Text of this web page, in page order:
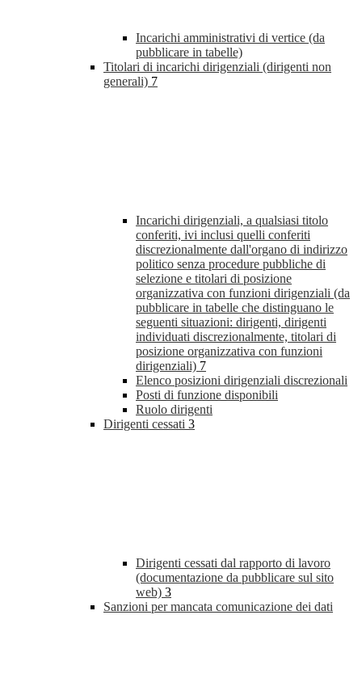
Incarichi amministrativi di vertice (da
pubblicare in tabelle)
Titolari di incarichi dirigenziali (dirigenti non
generali) 7
Incarichi dirigenziali, a qualsiasi titolo
conferiti, ivi inclusi quelli conferiti
discrezionalmente dall'organo di indirizzo
politico senza procedure pubbliche di
selezione e titolari di posizione
organizzativa con funzioni dirigenziali (da
pubblicare in tabelle che distinguano le
seguenti situazioni: dirigenti, dirigenti
individuati discrezionalmente, titolari di
posizione organizzativa con funzioni
dirigenziali) 7
Elenco posizioni dirigenziali discrezionali
Posti di funzione disponibili
Ruolo dirigenti
Dirigenti cessati 3
Dirigenti cessati dal rapporto di lavoro
(documentazione da pubblicare sul sito
web) 3
Sanzioni per mancata comunicazione dei dati